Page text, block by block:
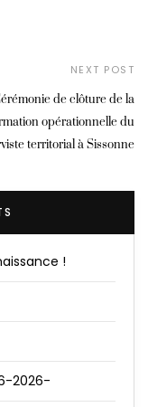
NEXT POST
de clôture de la
opérationnelle du
territorial à Sissonne
!
2026-